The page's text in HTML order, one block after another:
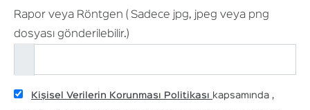
Rapor veya Röntgen ( Sadece jpg, jpeg veya png
dosyası gönderilebilir.)
Kişisel Verilerin Korunması Politikası kapsamında ,